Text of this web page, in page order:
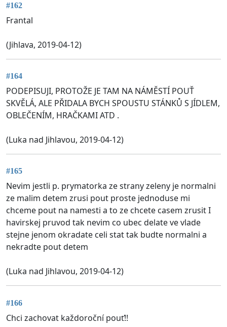
#162
Frantal
(Jihlava, 2019-04-12)
#164
PODEPISUJI, PROTOŽE JE TAM NA NÁMĚSTÍ POUŤ
SKVĚLÁ, ALE PŘIDALA BYCH SPOUSTU STÁNKŮ S JÍDLEM,
OBLEČENÍM, HRAČKAMI ATD .
(Luka nad Jihlavou, 2019-04-12)
#165
Nevim jestli p. prymatorka ze strany zeleny je normalni
ze malim detem zrusi pout proste jednoduse mi
chceme pout na namesti a to ze chcete casem zrusit I
havirskej pruvod tak nevim co ubec delate ve vlade
stejne jenom okradate celi stat tak budte normalni a
nekradte pout detem
(Luka nad Jihlavou, 2019-04-12)
#166
Chci zachovat každoroční pouť!!